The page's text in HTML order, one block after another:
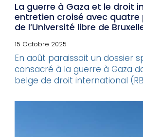
La guerre à Gaza et le droit
entretien croisé avec quatre
de l’Université libre de
15 Octobre 2025
En août paraissait un dossier
consacré à la guerre à Gaza
belge de droit international